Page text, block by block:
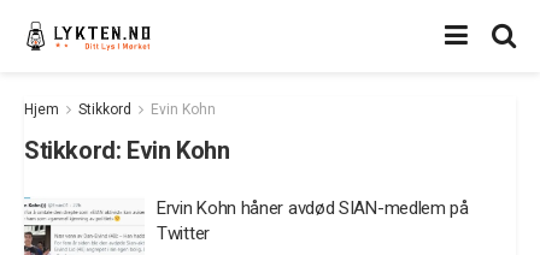
Hjem Stikkord Evin Kohn
Stikkord: Evin Kohn
Ervin Kohn håner avdød SIAN-medlem på
Twitter